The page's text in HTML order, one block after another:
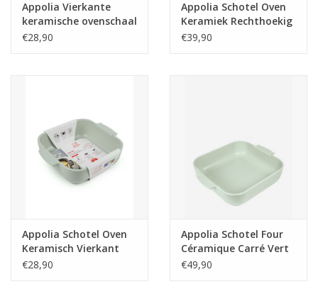
Appolia Vierkante
keramische ovenschaal
ecru 21 cm
€28,90
Appolia Schotel Oven
Keramiek Rechthoekig
Saliegroen 32 cm -
€39,90
Appolia Schotel Oven
Keramisch Vierkant
Sagegroen 21 cm -
€28,90
Appolia Schotel Four
Céramique Carré Vert
Sauge 36 cm - 14.25in
€49,90